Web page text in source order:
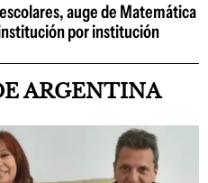
auge de Matemática
por institución
ARGENTINA